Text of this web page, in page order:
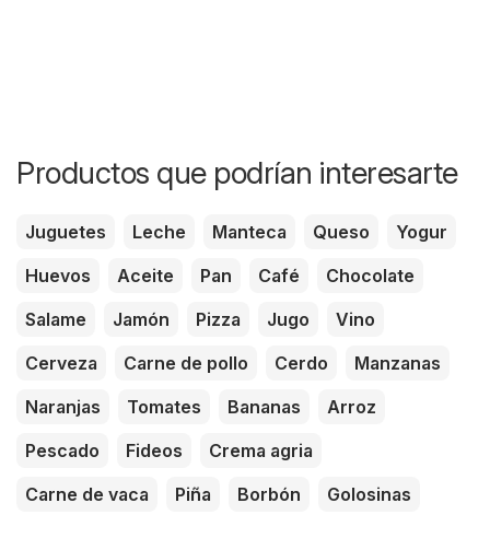
Productos que podrían interesarte
Juguetes Leche Manteca Queso
Yogur
Huevos
Aceite Pan Café
Chocolate
Salame
Jamón Pizza Jugo
Vino
Cerveza
Carne de pollo Cerdo
Manzanas
Naranjas
Tomates Bananas
Arroz
Pescado
Fideos
Crema agria
Carne de vaca
Piña Borbón Golosinas